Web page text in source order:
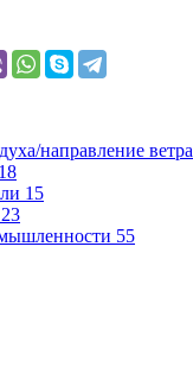
направление ветра
18
15
23
55